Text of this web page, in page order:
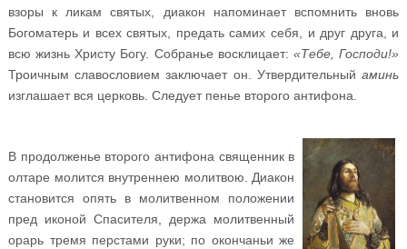
взоры к ликам святых, диакон напоминает вспомнить вновь
Богоматерь и всех святых, предать самих себя, и друг друга, и
всю жизнь Христу Богу. Собранье восклицает: «Тебе, Господи!»
Троичным славословием заключает он. Утвердительныйаминь
изглашает вся церковь. Следует пенье второго антифона.
В продолженье второго антифона священник в
олтаре молится внутреннею молитвою. Диакон
становится опять в молитвенном положении
пред иконой Спасителя, держа молитвенный
орарь тремя перстами руки; по окончаньи же